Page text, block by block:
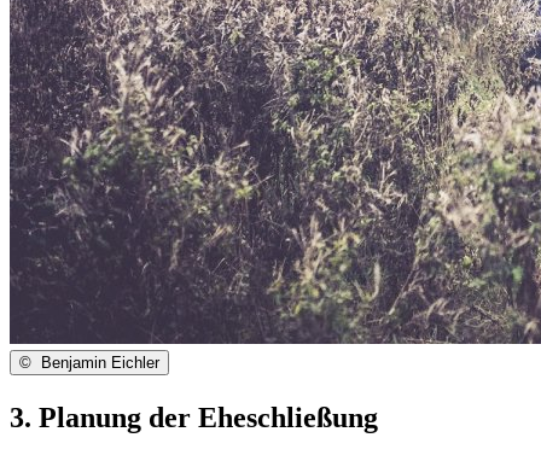
© Benjamin Eichler
3. Planung der Eheschließung